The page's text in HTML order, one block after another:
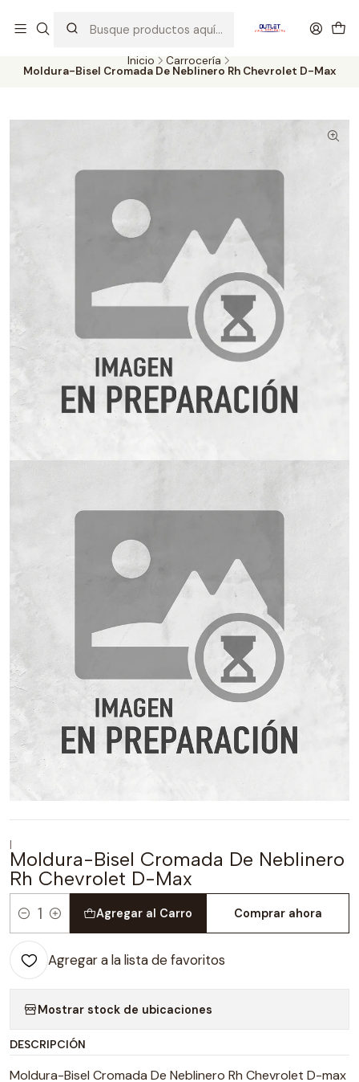
probados con altos estándares de calidad.
Inicio Carrocería
Moldura-Bisel Cromada De Neblinero Rh Chevrolet D-Max
|
Moldura-Bisel Cromada De Neblinero
Rh Chevrolet D-Max
Cantidad
Agregar al Carro Comprar ahora
Agregar a la lista de favoritos
Mostrar stock de ubicaciones
DESCRIPCIÓN
Moldura-Bisel Cromada De Neblinero Rh Chevrolet D-max